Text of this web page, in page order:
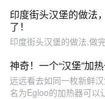
印度街头汉堡的做法
了！
印度街头汉堡的做法,做
神奇！一个“汉堡”加
远远看去如同一枚新鲜
名为Egloo的加热器可以